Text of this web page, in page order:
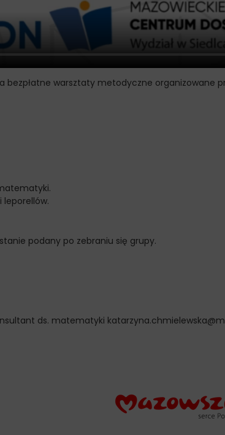
warsztaty metodyczne organizowane
podany po zebraniu się grupy.
ds. matematyki